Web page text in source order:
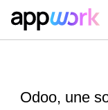
Odoo, une